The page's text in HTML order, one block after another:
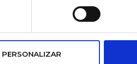
PERSONALIZAR